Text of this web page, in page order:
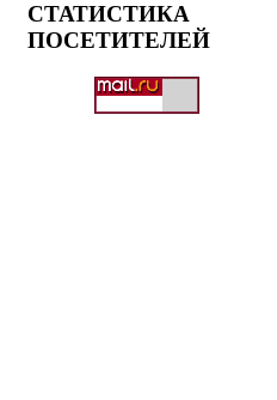
СТАТИСТИКА
ПОСЕТИТЕЛЕЙ